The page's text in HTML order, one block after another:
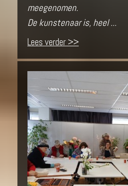
meegenomen.
De kunstenaar is, heel ...
Lees verder >>